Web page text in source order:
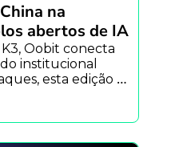
na
abertos de IA
Oobit conecta
institucional
esta edição
Caixa de
& Oportunidades.